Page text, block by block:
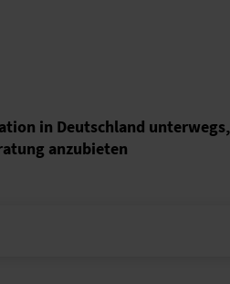
in Deutschland
anzubieten